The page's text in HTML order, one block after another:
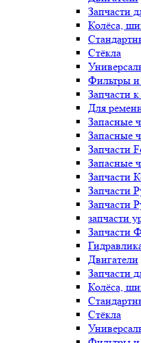
Запчасти
Колёса,
Стёкла
Фильтры
Запчасти
Для
Запасные
Запасные
Запчасти
Запасные
Запчасти
Запчасти
Запчасти
запчасти
Запчасти
Двигатели
Запчасти
Колёса,
Стёкла